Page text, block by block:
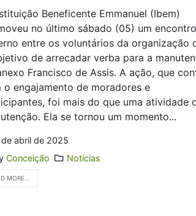
Beneficente Emmanuel (Ibem)
no último sábado (05) um encontro
entre os voluntários da organização
de arrecadar verba para a
Francisco de Assis. A ação, que
o engajamento de moradores e
foi mais do que uma atividade
Ela se tornou um momento...
abril de 2025
Conceição Notícias
MORE...